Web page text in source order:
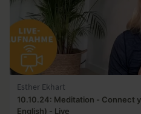
Esther Ekhart
10.10.24: Meditation - Connect
English) - Live